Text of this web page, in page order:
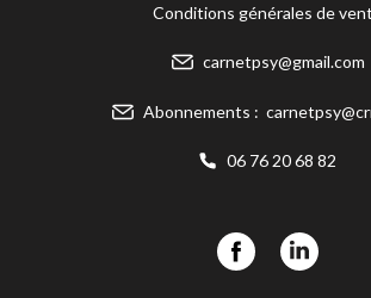
Conditions générales de
carnetpsy@gmail.com
Abonnements :
06 76 20 68 82